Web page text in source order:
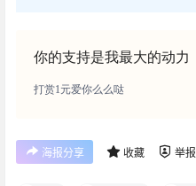
你的支持是我最大的动力
打赏1元爱你么么哒
海报分享 收藏 举报